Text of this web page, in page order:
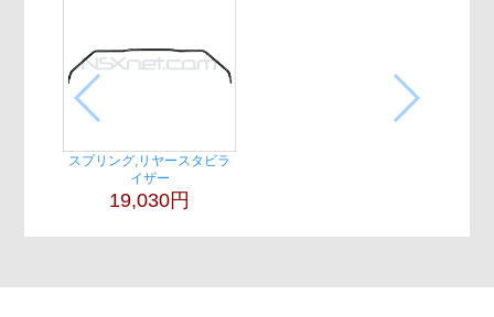
スプリング,リヤースタビラ
イザー
19,030円